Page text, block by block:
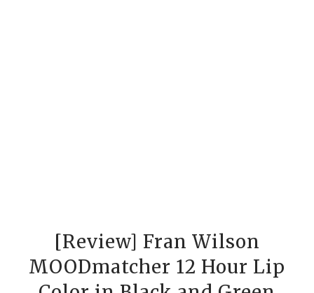
[Review] Fran Wilson
MOODmatcher 12 Hour Lip